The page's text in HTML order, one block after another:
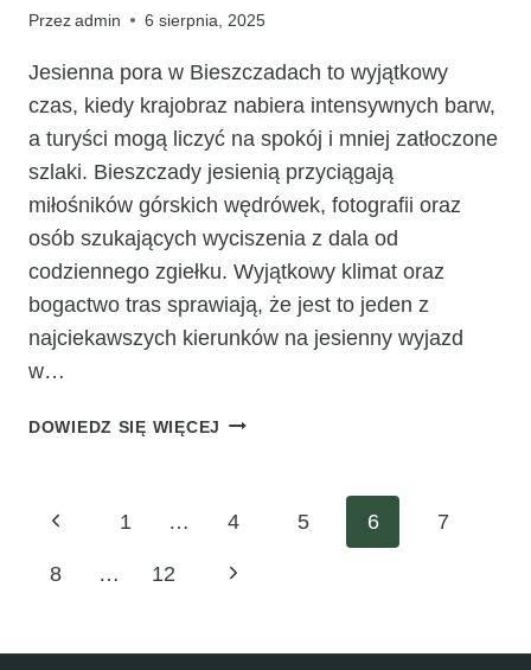
Przezadmin 6 sierpnia, 2025
Jesienna pora w Bieszczadach to wyjątkowy
czas, kiedy krajobraz nabiera intensywnych barw,
a turyści mogą liczyć na spokój i mniej zatłoczone
szlaki. Bieszczady jesienią przyciągają
miłośników górskich wędrówek, fotografii oraz
osób szukających wyciszenia z dala od
codziennego zgiełku. Wyjątkowy klimat oraz
bogactwo tras sprawiają, że jest to jeden z
najciekawszych kierunków na jesienny wyjazd
w…
DOWIEDZ SIĘ WIĘCEJ BIESZCZADY
PO
TRASACH
Nawigacja
strony
Poprzednia
strona
1 … 4 5 6 7
8 … 12
Następna